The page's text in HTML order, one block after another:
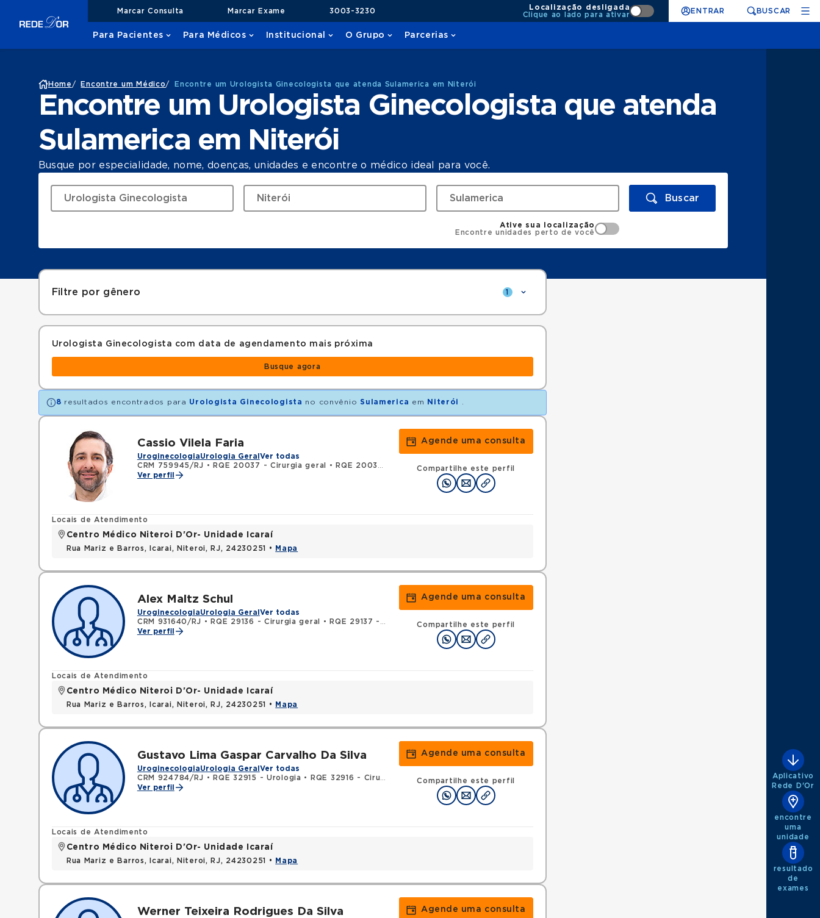
Marcar Consulta Marcar Exame 3003-3230
Localização desligada
Clique ao lado para ativar
ENTRAR BUSCAR
Para Pacientes Para Médicos Institucional O Grupo Parcerias
Home / Encontre um Médico/ Encontre um Urologista Ginecologista que atenda Sulamerica em Niterói
Encontre um Urologista Ginecologista que atenda
Sulamerica em Niterói
Busque por especialidade, nome, doenças, unidades e encontre o médico ideal para você.
Buscar
Ative sua localização
Encontre unidades perto de você
Filtre por gênero 1
Urologista Ginecologista com data de agendamento mais próxima
Busque agora
8 resultados encontrados para Urologista Ginecologista no convênio Sulamerica em Niterói
Cassio Vilela Faria
UroginecologiaUrologia Geral Ver todas
CRM 759945/RJ • RQE 20037 - Cirurgia geral •
RQE 20038 - Urologia
Ver perfil
Agende uma consulta
Compartilhe este perfil
Locais de Atendimento
Centro Médico Niteroi D'Or- Unidade Icaraí
Rua Mariz e Barros, Icarai, Niteroi, RJ, 24230251 • Mapa
Alex Maltz Schul
UroginecologiaUrologia Geral Ver todas
CRM 931640/RJ • RQE 29136 - Cirurgia geral •
RQE 29137 - Urologia
Ver perfil
Agende uma consulta
Compartilhe este perfil
Locais de Atendimento
Centro Médico Niteroi D'Or- Unidade Icaraí
Rua Mariz e Barros, Icarai, Niteroi, RJ, 24230251 • Mapa
Gustavo Lima Gaspar Carvalho Da Silva
UroginecologiaUrologia Geral Ver todas
CRM 924784/RJ • RQE 32915 - Urologia • RQE 32916 - Cirurgia geral •RQE 54235 - Medicina do tráfego
Ver perfil
Agende uma consulta
Compartilhe este perfil
Locais de Atendimento
Centro Médico Niteroi D'Or- Unidade Icaraí
Rua Mariz e Barros, Icarai, Niteroi, RJ, 24230251 • Mapa
Werner Teixeira Rodrigues Da Silva Agende uma consulta
Aplicativo
Rede D'Or
encontre
uma
unidade
resultado
de
exames